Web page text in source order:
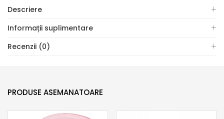
Descriere
Informații suplimentare
Recenzii (0)
PRODUSE ASEMANATOARE